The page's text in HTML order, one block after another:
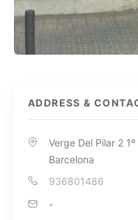
ADDRESS &
Verge Del Pilar 2
Barcelona
936801486
-